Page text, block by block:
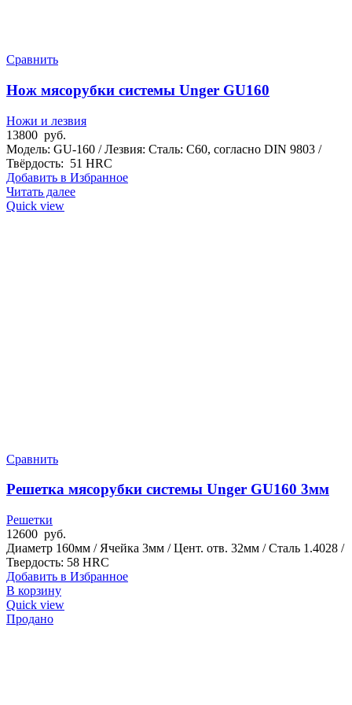
Сравнить
Нож мясорубки системы Unger GU160
Ножи и лезвия
13800 руб.
Модель: GU-160 / Лезвия: Сталь: C60, согласно DIN 9803 /
Твёрдость: 51 HRC
Добавить в Избранное
Читать далее
Quick view
Сравнить
Решетка мясорубки системы Unger GU160 3мм
Решетки
12600 руб.
Диаметр 160мм / Ячейка 3мм / Цент. отв. 32мм / Сталь 1.4028 /
Твердость: 58 HRC
Добавить в Избранное
В корзину
Quick view
Продано